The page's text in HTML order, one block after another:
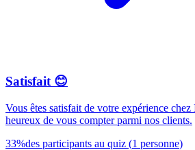
Satisfait 😊
Vous êtes satisfait de votre expérience
heureux de vous compter parmi nos clients.
33%des participants au quiz (1 personne)